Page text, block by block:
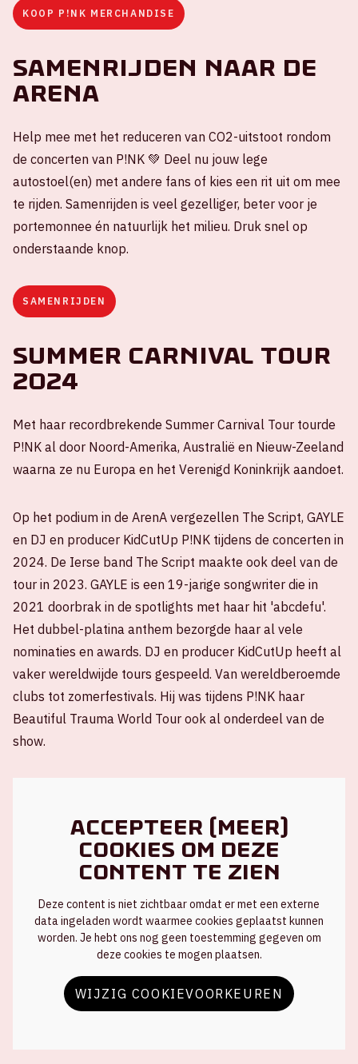
KOOP P!NK MERCHANDISE
Samenrijden naar de
ArenA
Help mee met het reduceren van CO2-uitstoot rondom
de concerten van P!NK 💚 Deel nu jouw lege
autostoel(en) met andere fans of kies een rit uit om mee
te rijden. Samenrijden is veel gezelliger, beter voor je
portemonnee én natuurlijk het milieu. Druk snel op
onderstaande knop.
SAMENRIJDEN
Summer Carnival Tour
2024
Met haar recordbrekende Summer Carnival Tour tourde
P!NK al door Noord-Amerika, Australië en Nieuw-Zeeland
waarna ze nu Europa en het Verenigd Koninkrijk aandoet.
Op het podium in de ArenA vergezellen The Script, GAYLE
en DJ en producer KidCutUp P!NK tijdens de concerten in
2024. De Ierse band The Script maakte ook deel van de
tour in 2023. GAYLE is een 19-jarige songwriter die in
2021 doorbrak in de spotlights met haar hit 'abcdefu'.
Het dubbel-platina anthem bezorgde haar al vele
nominaties en awards. DJ en producer KidCutUp heeft al
vaker wereldwijde tours gespeeld. Van wereldberoemde
clubs tot zomerfestivals. Hij was tijdens P!NK haar
Beautiful Trauma World Tour ook al onderdeel van de
show.
Accepteer (meer)
cookies om deze
content te zien
Deze content is niet zichtbaar omdat er met een externe
data ingeladen wordt waarmee cookies geplaatst kunnen
worden. Je hebt ons nog geen toestemming gegeven om
deze cookies te mogen plaatsen.
WIJZIG COOKIEVOORKEUREN